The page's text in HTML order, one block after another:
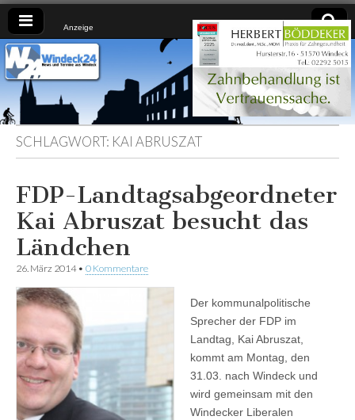
Anzeige
Windeck24
Nachrichten
aus dem
Ländchen
für das
Ländchen
SCHLAGWORT: KAI ABRUSZAT
FDP-Landtagsabgeordneter
Kai Abruszat besucht das
Ländchen
26. März 2014• 0 Kommentare
Der kommunalpolitische
Sprecher der FDP im
Landtag, Kai Abruszat,
kommt am Montag, den
31.03. nach Windeck und
wird gemeinsam mit den
Windecker Liberalen